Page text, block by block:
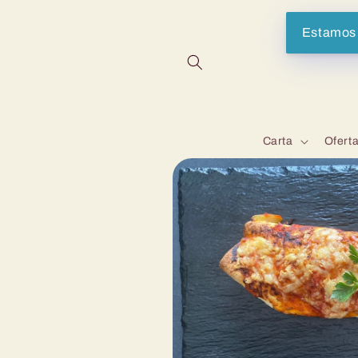
Carta
a
informação
do produto